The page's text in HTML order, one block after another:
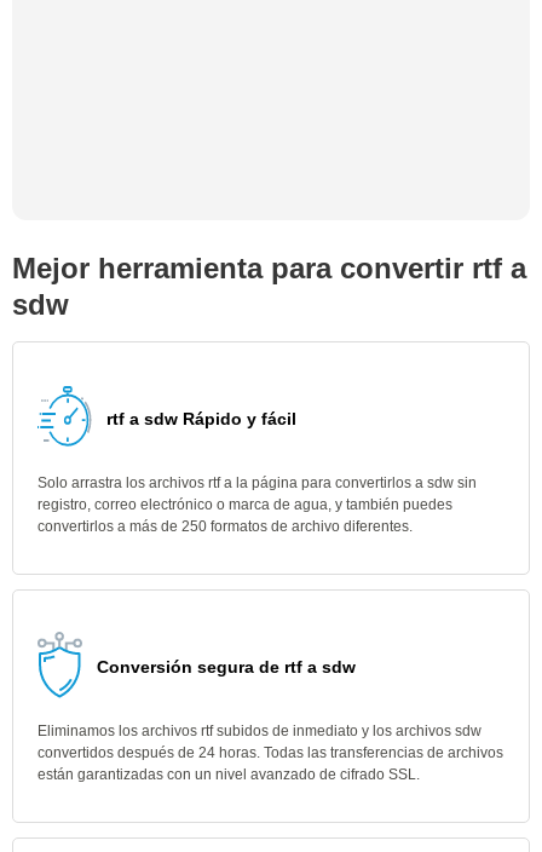
Mejor herramienta para convertir rtf a
sdw
rtf a sdw Rápido y fácil
Solo arrastra los archivos rtf a la página para convertirlos a sdw sin
registro, correo electrónico o marca de agua, y también puedes
convertirlos a más de 250 formatos de archivo diferentes.
Conversión segura de rtf a sdw
Eliminamos los archivos rtf subidos de inmediato y los archivos sdw
convertidos después de 24 horas. Todas las transferencias de archivos
están garantizadas con un nivel avanzado de cifrado SSL.